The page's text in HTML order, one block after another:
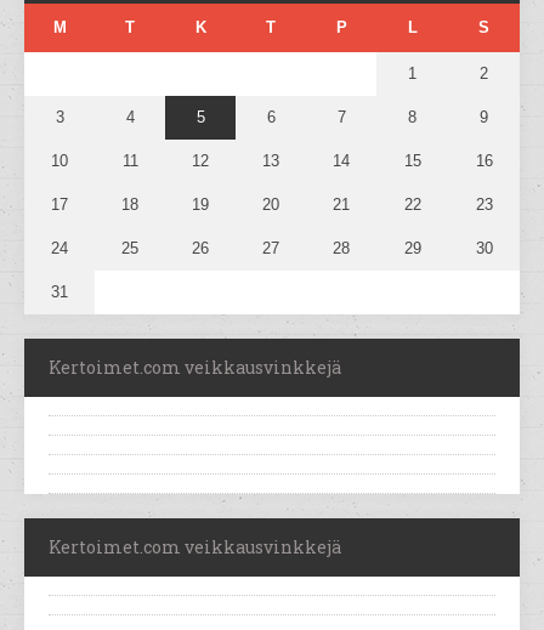
M T K T P L S
1 2
3 4 5 6 7 8 9
10 11 12 13 14 15 16
17 18 19 20 21 22 23
24 25 26 27 28 29 30
31
Kertoimet.com veikkausvinkkejä
Kertoimet.com veikkausvinkkejä